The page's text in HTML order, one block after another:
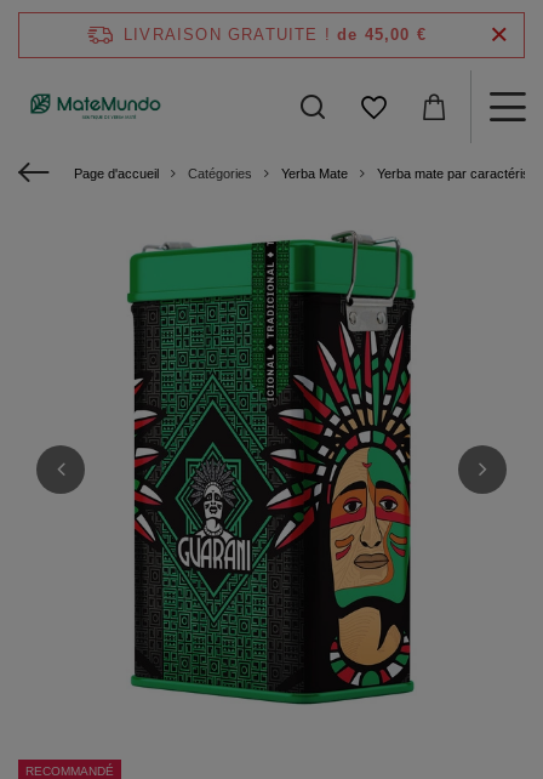
LIVRAISON GRATUITE ! de 45,00 €
Page d'accueil Catégories Yerba Mate Yerba mate par
RECOMMANDÉ